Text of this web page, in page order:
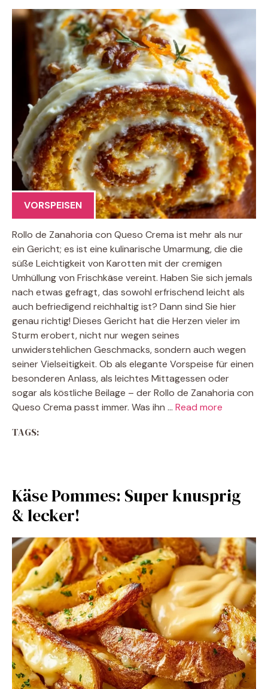
VORSPEISEN
Rollo de Zanahoria con Queso Crema ist mehr als nur
ein Gericht; es ist eine kulinarische Umarmung, die die
süße Leichtigkeit von Karotten mit der cremigen
Umhüllung von Frischkäse vereint. Haben Sie sich jemals
nach etwas gefragt, das sowohl erfrischend leicht als
auch befriedigend reichhaltig ist? Dann sind Sie hier
genau richtig! Dieses Gericht hat die Herzen vieler im
Sturm erobert, nicht nur wegen seines
unwiderstehlichen Geschmacks, sondern auch wegen
seiner Vielseitigkeit. Ob als elegante Vorspeise für einen
besonderen Anlass, als leichtes Mittagessen oder
sogar als köstliche Beilage – der Rollo de Zanahoria con
Queso Crema passt immer. Was ihn … Read more
TAGS:
Käse Pommes: Super knusprig
& lecker!